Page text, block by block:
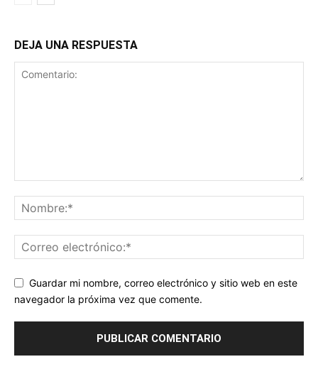
DEJA UNA RESPUESTA
Guardar mi nombre, correo electrónico y sitio web en este
navegador la próxima vez que comente.